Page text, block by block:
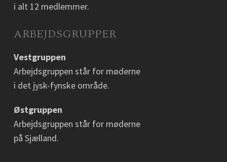
i alt 12 medlemmer.
ARBEJDSGRUPPER
Vestgruppen
Arbejdsgruppen står for møderne
i det jysk-fynske område.
Østgruppen
Arbejdsgruppen står for møderne
på Sjælland.